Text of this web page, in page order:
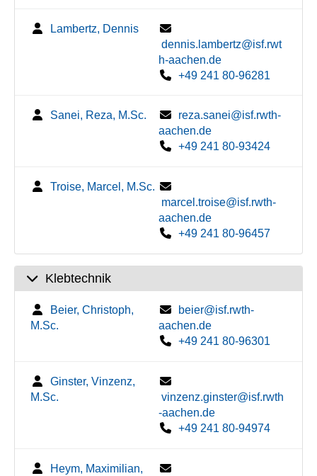
Lambertz, Dennis
dennis.lambertz@isf.rwt
h-aachen.de
+49 241 80-96281
Sanei, Reza, M.Sc.
reza.sanei@isf.rwth-
aachen.de
+49 241 80-93424
Troise, Marcel, M.Sc.
marcel.troise@isf.rwth-
aachen.de
+49 241 80-96457
Klebtechnik
Beier, Christoph,
M.Sc.
beier@isf.rwth-
aachen.de
+49 241 80-96301
Ginster, Vinzenz,
M.Sc.
vinzenz.ginster@isf.rwth
-aachen.de
+49 241 80-94974
Heym, Maximilian,